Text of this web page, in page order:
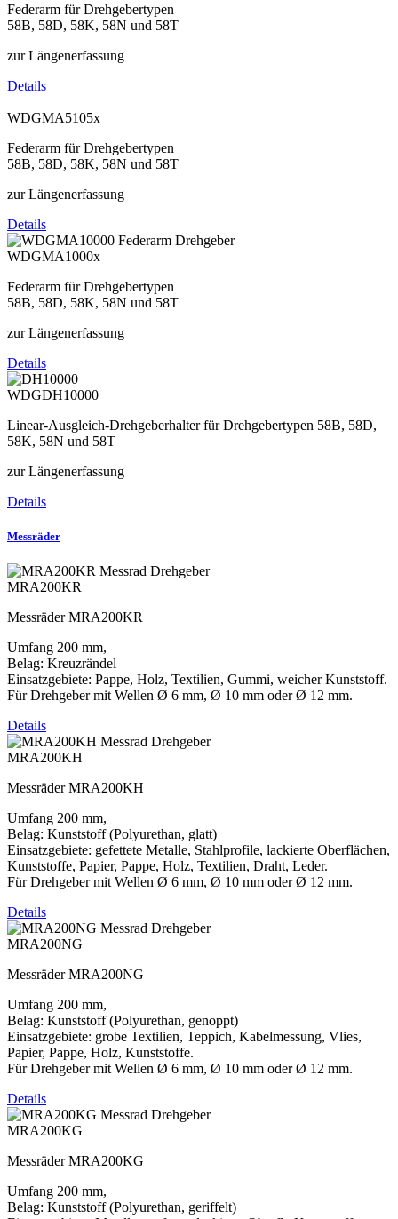
Federarm für Drehgebertypen
58B, 58D, 58K, 58N und 58T
zur Längenerfassung
Details
WDGMA5105x
Federarm für Drehgebertypen
58B, 58D, 58K, 58N und 58T
zur Längenerfassung
Details
WDGMA1000x
Federarm für Drehgebertypen
58B, 58D, 58K, 58N und 58T
zur Längenerfassung
Details
WDGDH10000
Linear-Ausgleich-Drehgeberhalter für Drehgebertypen 58B, 58D,
58K, 58N und 58T
zur Längenerfassung
Details
Messräder
MRA200KR
Messräder MRA200KR
Umfang 200 mm,
Belag: Kreuzrändel
Einsatzgebiete: Pappe, Holz, Textilien, Gummi, weicher Kunststoff.
Für Drehgeber mit Wellen Ø 6 mm, Ø 10 mm oder Ø 12 mm.
Details
MRA200KH
Messräder MRA200KH
Umfang 200 mm,
Belag: Kunststoff (Polyurethan, glatt)
Einsatzgebiete: gefettete Metalle, Stahlprofile, lackierte Oberflächen,
Kunststoffe, Papier, Pappe, Holz, Textilien, Draht, Leder.
Für Drehgeber mit Wellen Ø 6 mm, Ø 10 mm oder Ø 12 mm.
Details
MRA200NG
Messräder MRA200NG
Umfang 200 mm,
Belag: Kunststoff (Polyurethan, genoppt)
Einsatzgebiete: grobe Textilien, Teppich, Kabelmessung, Vlies,
Papier, Pappe, Holz, Kunststoffe.
Für Drehgeber mit Wellen Ø 6 mm, Ø 10 mm oder Ø 12 mm.
Details
MRA200KG
Messräder MRA200KG
Umfang 200 mm,
Belag: Kunststoff (Polyurethan, geriffelt)